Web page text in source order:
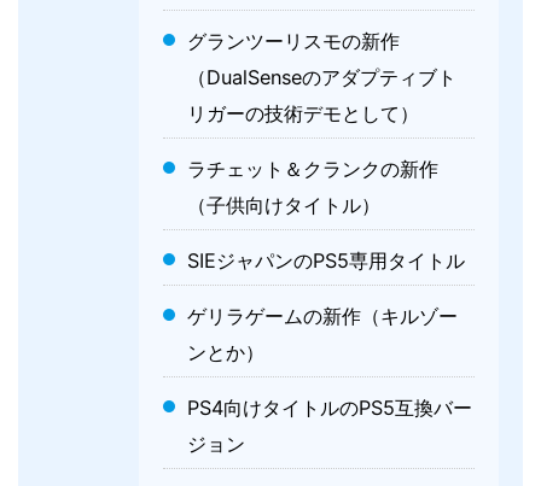
グランツーリスモの新作
（DualSenseのアダプティブト
リガーの技術デモとして）
ラチェット＆クランクの新作
（子供向けタイトル）
SIEジャパンのPS5専用タイトル
ゲリラゲームの新作（キルゾー
ンとか）
PS4向けタイトルのPS5互換バー
ジョン